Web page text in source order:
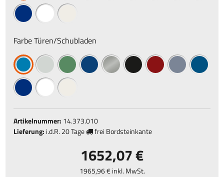
Farbe Türen/Schubladen
Artikelnummer: 14.373.010
Lieferung: i.d.R. 20 Tage frei Bordsteinkante
1652,07 €
1965,96 € inkl. MwSt.